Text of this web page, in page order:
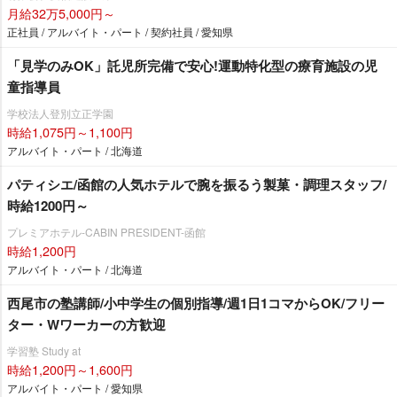
月給32万5,000円～
正社員 / アルバイト・パート / 契約社員 / 愛知県
「見学のみOK」託児所完備で安心!運動特化型の療育施設の児
童指導員
学校法人登別立正学園
時給1,075円～1,100円
アルバイト・パート / 北海道
パティシエ/函館の人気ホテルで腕を振るう製菓・調理スタッフ/
時給1200円～
プレミアホテル-CABIN PRESIDENT-函館
時給1,200円
アルバイト・パート / 北海道
西尾市の塾講師/小中学生の個別指導/週1日1コマからOK/フリー
ター・Wワーカーの方歓迎
学習塾 Study at
時給1,200円～1,600円
アルバイト・パート / 愛知県